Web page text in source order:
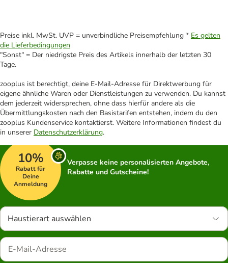
Preise inkl. MwSt. UVP = unverbindliche Preisempfehlung * Es gelten
die Lieferbedingungen
"Sonst" = Der niedrigste Preis des Artikels innerhalb der letzten 30
Tage.
zooplus ist berechtigt, deine E-Mail-Adresse für Direktwerbung für
eigene ähnliche Waren oder Dienstleistungen zu verwenden. Du kannst
dem jederzeit widersprechen, ohne dass hierfür andere als die
Übermittlungskosten nach den Basistarifen entstehen, indem du den
zooplus Kundenservice kontaktierst. Weitere Informationen findest du
in unserer Datenschutzerklärung.
10%
Rabatt für
Deine
Anmeldung
Verpasse keine personalisierten Angebote,
Rabatte und Gutscheine!
Haustierart auswählen